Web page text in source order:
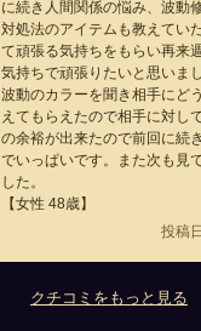
に続き人間関係の悩み、波動
対処法のアイテムも教えてい
て頑張る気持ちをもらい再来
気持ちで頑張りたいと思いま
波動のカラーを聞き相手にど
えてもらえたので相手に対し
の余裕が出来たので前回に続
でいっぱいです。また次も見
した。
【女性 48歳】
投稿
クチコミをもっと見る